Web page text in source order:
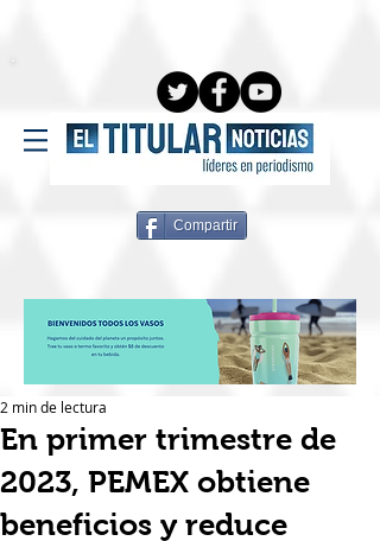
Compartir
En primer trimestre de
2023, PEMEX obtiene
beneficios y reduce
2 min de lectura